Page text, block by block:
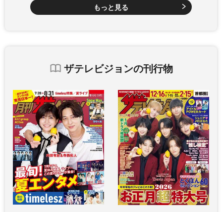
もっと見る
ザテレビジョンの刊行物